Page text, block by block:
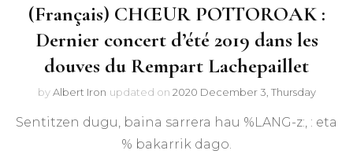
(Français) CHŒUR POTTOROAK :
Dernier concert d’été 2019 dans les
douves du Rempart Lachepaillet
byAlbert Iron updated on 2020 December 3, Thursday
Sentitzen dugu, baina sarrera hau %LANG-z:, : eta
% bakarrik dago.